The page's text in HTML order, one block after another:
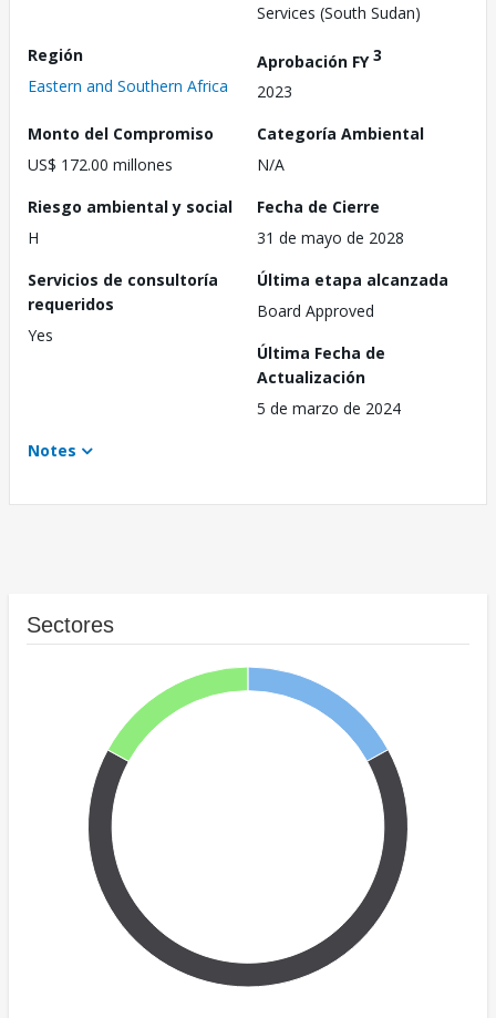
Services (South Sudan)
Región
Eastern and Southern Africa
Aprobación FY3
2023
Monto del Compromiso
US$ 172.00 millones
Categoría Ambiental
N/A
Riesgo ambiental y social
H
Fecha de Cierre
31 de mayo de 2028
Servicios de consultoría
requeridos
Yes
Última etapa alcanzada
Board Approved
Última Fecha de
Actualización
5 de marzo de 2024
Notes
Sectores